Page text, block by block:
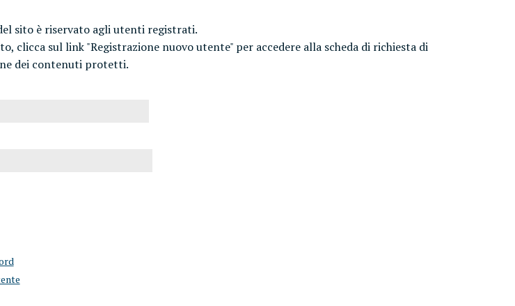
sito è riservato agli utenti registrati.
clicca sul link "Registrazione nuovo utente" per accedere alla scheda di richiesta di
dei contenuti protetti.